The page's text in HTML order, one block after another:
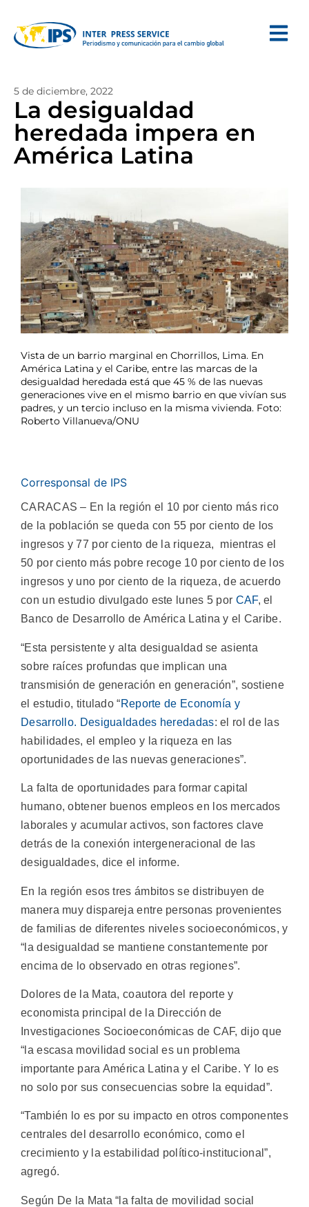
5 de diciembre, 2022
La desigualdad
heredada impera en
América Latina
Vista de un barrio marginal en Chorrillos, Lima. En
América Latina y el Caribe, entre las marcas de la
desigualdad heredada está que 45 % de las nuevas
generaciones vive en el mismo barrio en que vivían sus
padres, y un tercio incluso en la misma vivienda. Foto:
Roberto Villanueva/ONU
Corresponsal de IPS
CARACAS – En la región el 10 por ciento más rico
de la población se queda con 55 por ciento de los
ingresos y 77 por ciento de la riqueza, mientras el
50 por ciento más pobre recoge 10 por ciento de los
ingresos y uno por ciento de la riqueza, de acuerdo
con un estudio divulgado este lunes 5 por CAF, el
Banco de Desarrollo de América Latina y el Caribe.
“Esta persistente y alta desigualdad se asienta
sobre raíces profundas que implican una
transmisión de generación en generación”, sostiene
el estudio, titulado “Reporte de Economía y
Desarrollo. Desigualdades heredadas: el rol de las
habilidades, el empleo y la riqueza en las
oportunidades de las nuevas generaciones”.
La falta de oportunidades para formar capital
humano, obtener buenos empleos en los mercados
laborales y acumular activos, son factores clave
detrás de la conexión intergeneracional de las
desigualdades, dice el informe.
En la región esos tres ámbitos se distribuyen de
manera muy dispareja entre personas provenientes
de familias de diferentes niveles socioeconómicos, y
“la desigualdad se mantiene constantemente por
encima de lo observado en otras regiones”.
Dolores de la Mata, coautora del reporte y
economista principal de la Dirección de
Investigaciones Socioeconómicas de CAF, dijo que
“la escasa movilidad social es un problema
importante para América Latina y el Caribe. Y lo es
no solo por sus consecuencias sobre la equidad”.
“También lo es por su impacto en otros componentes
centrales del desarrollo económico, como el
crecimiento y la estabilidad político-institucional”,
agregó.
Según De la Mata “la falta de movilidad social